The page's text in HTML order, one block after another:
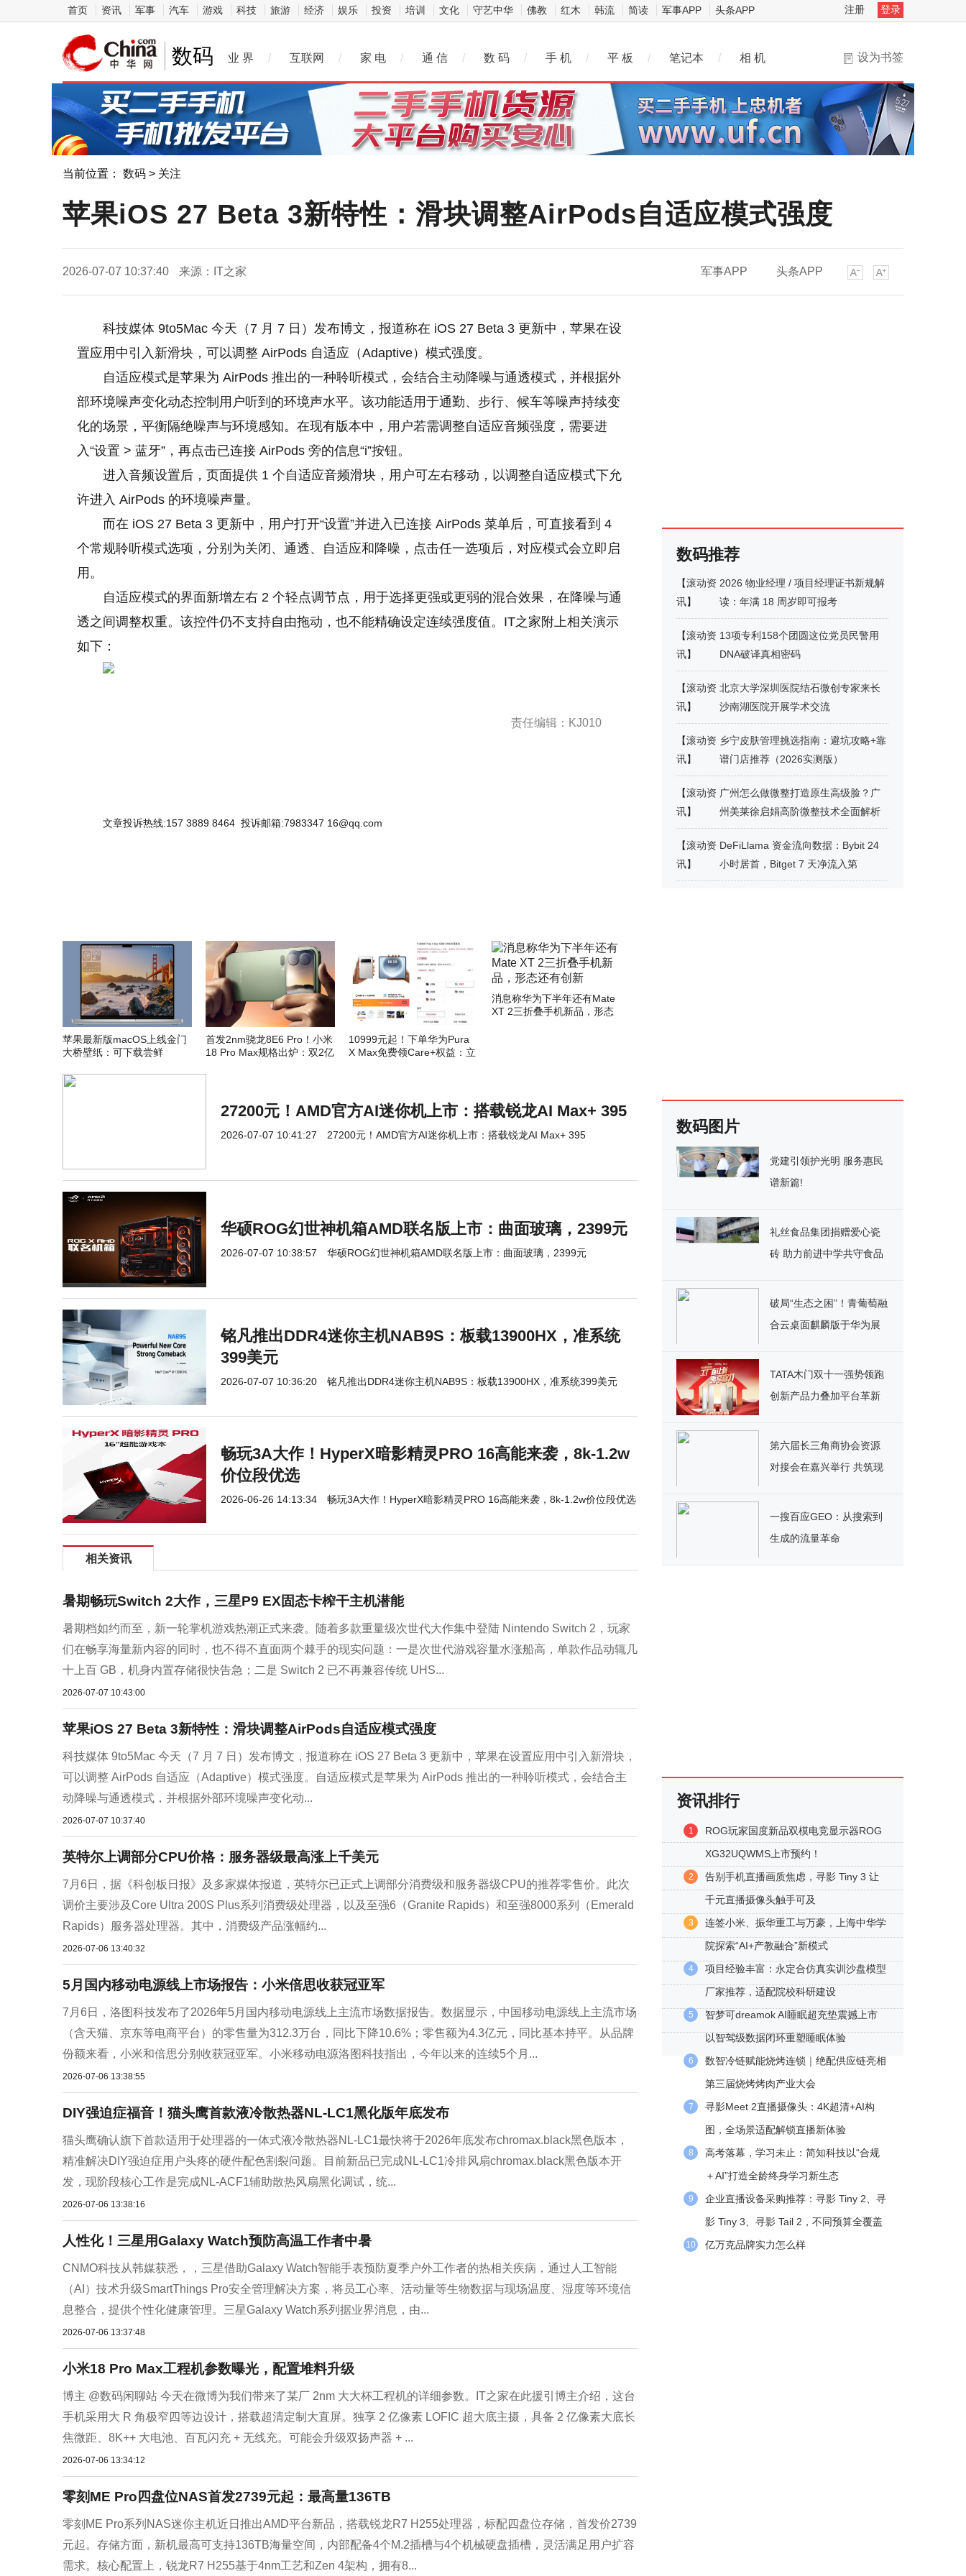
首页 资讯 军事 汽车 游戏 科技 旅游 经济 娱乐 投资 培训 文化 守艺中华 佛教 红木 韩流 简读 军事APP 头条APP 注册 登录
数码 设为书签
业 界 / 互联网 / 家 电 / 通 信 / 数 码 / 手 机 / 平 板 / 笔记本 / 相 机
当前位置： 数码 > 关注
苹果iOS 27 Beta 3新特性：滑块调整AirPods自适应模式强度
2026-07-07 10:37:40 来源：IT之家 军事APP 头条APP
科技媒体 9to5Mac 今天（7 月 7 日）发布博文，报道称在 iOS 27 Beta 3 更新中，苹果在设
置应用中引入新滑块，可以调整 AirPods 自适应（Adaptive）模式强度。
自适应模式是苹果为 AirPods 推出的一种聆听模式，会结合主动降噪与通透模式，并根据外
部环境噪声变化动态控制用户听到的环境声水平。该功能适用于通勤、步行、候车等噪声持续变
化的场景，平衡隔绝噪声与环境感知。在现有版本中，用户若需调整自适应音频强度，需要进
入“设置 > 蓝牙”，再点击已连接 AirPods 旁的信息“i”按钮。
进入音频设置后，页面提供 1 个自适应音频滑块，用户可左右移动，以调整自适应模式下允
许进入 AirPods 的环境噪声量。
而在 iOS 27 Beta 3 更新中，用户打开“设置”并进入已连接 AirPods 菜单后，可直接看到 4
个常规聆听模式选项，分别为关闭、通透、自适应和降噪，点击任一选项后，对应模式会立即启
用。
自适应模式的界面新增左右 2 个轻点调节点，用于选择更强或更弱的混合效果，在降噪与通
透之间调整权重。该控件仍不支持自由拖动，也不能精确设定连续强度值。IT之家附上相关演示
如下：
责任编辑：KJ010
文章投诉热线:157 3889 8464 投诉邮箱:7983347 16@qq.com
苹果最新版macOS上线金门
大桥壁纸：可下载尝鲜
首发2nm骁龙8E6 Pro！小米
18 Pro Max规格出炉：双2亿
10999元起！下单华为Pura
X Max免费领Care+权益：立
消息称华为下半年还有Mate
XT 2三折叠手机新品，形态
27200元！AMD官方AI迷你机上市：搭载锐龙AI Max+ 395
2026-07-07 10:41:27 27200元！AMD官方AI迷你机上市：搭载锐龙AI Max+ 395
华硕ROG幻世神机箱AMD联名版上市：曲面玻璃，2399元
2026-07-07 10:38:57 华硕ROG幻世神机箱AMD联名版上市：曲面玻璃，2399元
铭凡推出DDR4迷你主机NAB9S：板载13900HX，准系统
399美元
2026-07-07 10:36:20 铭凡推出DDR4迷你主机NAB9S：板载13900HX，准系统399美元
畅玩3A大作！HyperX暗影精灵PRO 16高能来袭，8k-1.2w
价位段优选
2026-06-26 14:13:34 畅玩3A大作！HyperX暗影精灵PRO 16高能来袭，8k-1.2w价位段优选
相关资讯
暑期畅玩Switch 2大作，三星P9 EX固态卡榨干主机潜能
暑期档如约而至，新一轮掌机游戏热潮正式来袭。随着多款重量级次世代大作集中登陆 Nintendo Switch 2，玩家
们在畅享海量新内容的同时，也不得不直面两个棘手的现实问题：一是次世代游戏容量水涨船高，单款作品动辄几
十上百 GB，机身内置存储很快告急；二是 Switch 2 已不再兼容传统 UHS...
2026-07-07 10:43:00
苹果iOS 27 Beta 3新特性：滑块调整AirPods自适应模式强度
科技媒体 9to5Mac 今天（7 月 7 日）发布博文，报道称在 iOS 27 Beta 3 更新中，苹果在设置应用中引入新滑块，
可以调整 AirPods 自适应（Adaptive）模式强度。自适应模式是苹果为 AirPods 推出的一种聆听模式，会结合主
动降噪与通透模式，并根据外部环境噪声变化动...
2026-07-07 10:37:40
英特尔上调部分CPU价格：服务器级最高涨上千美元
7月6日，据《科创板日报》及多家媒体报道，英特尔已正式上调部分消费级和服务器级CPU的推荐零售价。此次
调价主要涉及Core Ultra 200S Plus系列消费级处理器，以及至强6（Granite Rapids）和至强8000系列（Emerald
Rapids）服务器处理器。其中，消费级产品涨幅约...
2026-07-06 13:40:32
5月国内移动电源线上市场报告：小米倍思收获冠亚军
7月6日，洛图科技发布了2026年5月国内移动电源线上主流市场数据报告。数据显示，中国移动电源线上主流市场
（含天猫、京东等电商平台）的零售量为312.3万台，同比下降10.6%；零售额为4.3亿元，同比基本持平。从品牌
份额来看，小米和倍思分别收获冠亚军。小米移动电源洛图科技指出，今年以来的连续5个月...
2026-07-06 13:38:55
DIY强迫症福音！猫头鹰首款液冷散热器NL-LC1黑化版年底发布
猫头鹰确认旗下首款适用于处理器的一体式液冷散热器NL-LC1最快将于2026年底发布chromax.black黑色版本，
精准解决DIY强迫症用户头疼的硬件配色割裂问题。目前新品已完成NL-LC1冷排风扇chromax.black黑色版本开
发，现阶段核心工作是完成NL-ACF1辅助散热风扇黑化调试，统...
2026-07-06 13:38:16
人性化！三星用Galaxy Watch预防高温工作者中暑
CNMO科技从韩媒获悉，，三星借助Galaxy Watch智能手表预防夏季户外工作者的热相关疾病，通过人工智能
（AI）技术升级SmartThings Pro安全管理解决方案，将员工心率、活动量等生物数据与现场温度、湿度等环境信
息整合，提供个性化健康管理。三星Galaxy Watch系列据业界消息，由...
2026-07-06 13:37:48
小米18 Pro Max工程机参数曝光，配置堆料升级
博主 @数码闲聊站 今天在微博为我们带来了某厂 2nm 大大杯工程机的详细参数。IT之家在此援引博主介绍，这台
手机采用大 R 角极窄四等边设计，搭载超清定制大直屏。独享 2 亿像素 LOFIC 超大底主摄，具备 2 亿像素大底长
焦微距、8K++ 大电池、百瓦闪充 + 无线充。可能会升级双扬声器 + ...
2026-07-06 13:34:12
零刻ME Pro四盘位NAS首发2739元起：最高量136TB
零刻ME Pro系列NAS迷你主机近日推出AMD平台新品，搭载锐龙R7 H255处理器，标配四盘位存储，首发价2739
元起。存储方面，新机最高可支持136TB海量空间，内部配备4个M.2插槽与4个机械硬盘插槽，灵活满足用户扩容
需求。核心配置上，锐龙R7 H255基于4nm工艺和Zen 4架构，拥有8...
数码推荐
【滚动资
讯】
2026 物业经理 / 项目经理证书新规解
读：年满 18 周岁即可报考
【滚动资
讯】
13项专利158个团圆这位党员民警用
DNA破译真相密码
【滚动资
讯】
北京大学深圳医院结石微创专家来长
沙南湖医院开展学术交流
【滚动资
讯】
乡宁皮肤管理挑选指南：避坑攻略+靠
谱门店推荐（2026实测版）
【滚动资
讯】
广州怎么做微整打造原生高级脸？广
州美莱徐启娟高阶微整技术全面解析
【滚动资
讯】
DeFiLlama 资金流向数据：Bybit 24
小时居首，Bitget 7 天净流入第
数码图片
党建引领护光明 服务惠民
谱新篇!
礼丝食品集团捐赠爱心瓷
砖 助力前进中学共守食品
破局“生态之困”！青葡萄融
合云桌面麒麟版于华为展
办公新纪元
TATA木门双十一强势领跑
创新产品力叠加平台革新
第六届长三角商协会资源
对接会在嘉兴举行 共筑现
一搜百应GEO：从搜索到
生成的流量革命
资讯排行
1
ROG玩家国度新品双模电竞显示器ROG
XG32UQWMS上市预约！
2
告别手机直播画质焦虑，寻影 Tiny 3 让
千元直播摄像头触手可及
3
连签小米、振华重工与万豪，上海中华学
院探索“AI+产教融合”新模式
4
项目经验丰富：永定合仿真实训沙盘模型
厂家推荐，适配院校科研建设
5
智梦可dreamok AI睡眠超充垫震撼上市
以智驾级数据闭环重塑睡眠体验
6
数智冷链赋能烧烤连锁｜绝配供应链亮相
第三届烧烤烤肉产业大会
7
寻影Meet 2直播摄像头：4K超清+AI构
图，全场景适配解锁直播新体验
8
高考落幕，学习未止：简知科技以“合规
＋AI”打造全龄终身学习新生态
9
企业直播设备采购推荐：寻影 Tiny 2、寻
影 Tiny 3、寻影 Tail 2，不同预算全覆盖
10 亿万克品牌实力怎么样